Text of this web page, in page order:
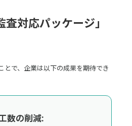
対応パッケージ」
とで、企業は以下の成果を期待でき
数の削減: